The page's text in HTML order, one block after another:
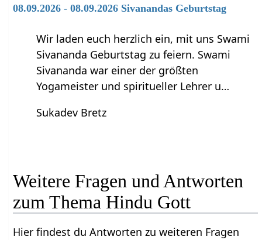
08.09.2026 - 08.09.2026 Sivanandas Geburtstag
Wir laden euch herzlich ein, mit uns Swami
Sivananda Geburtstag zu feiern. Swami
Sivananda war einer der größten
Yogameister und spiritueller Lehrer u…
Sukadev Bretz
Weitere Fragen und Antworten
zum Thema Hindu Gott
Hier findest du Antworten zu weiteren Fragen